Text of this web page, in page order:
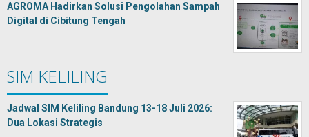
AGROMA Hadirkan Solusi Pengolahan Sampah
Digital di Cibitung Tengah
SIM KELILING
Jadwal SIM Keliling Bandung 13-18 Juli 2026:
Dua Lokasi Strategis